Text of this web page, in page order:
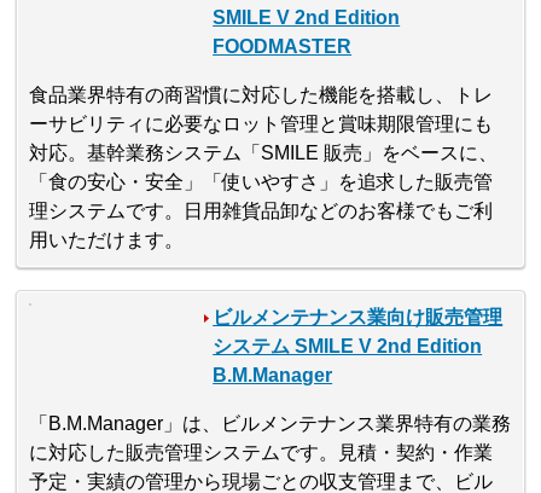
SMILE V 2nd Edition
FOODMASTER
食品業界特有の商習慣に対応した機能を搭載し、トレ
ーサビリティに必要なロット管理と賞味期限管理にも
対応。基幹業務システム「SMILE 販売」をベースに、
「食の安心・安全」「使いやすさ」を追求した販売管
理システムです。日用雑貨品卸などのお客様でもご利
用いただけます。
ビルメンテナンス業向け販売管理
システム SMILE V 2nd Edition
B.M.Manager
「B.M.Manager」は、ビルメンテナンス業界特有の業務
に対応した販売管理システムです。見積・契約・作業
予定・実績の管理から現場ごとの収支管理まで、ビル